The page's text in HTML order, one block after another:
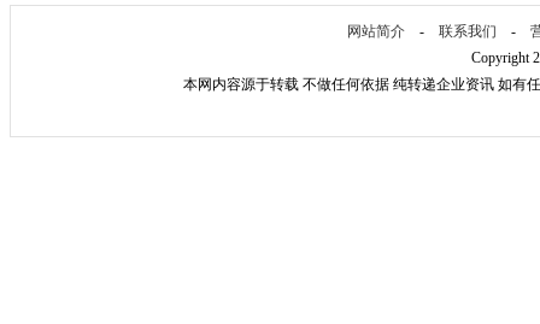
网站简介 - 联系我们 -
Copyright
本网内容源于转载 不做任何依据 纯转递企业资讯 如有